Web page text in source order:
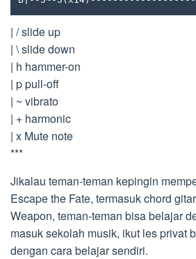
| / slide up
| \ slide down
| h hammer-on
| p pull-off
| ~ vibrato
| + harmonic
| x Mute note
***
Jikalau teman-teman kepingin
Escape the Fate, termasuk chord
Weapon, teman-teman bisa belajar
masuk sekolah musik, ikut les privat
dengan cara belajar sendiri.